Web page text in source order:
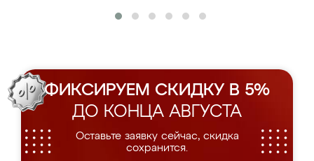
ФИКСИРУЕМ СКИДКУ В 5%
ДО КОНЦА АВГУСТА
Оставьте заявку сейчас, скидка
сохранится.